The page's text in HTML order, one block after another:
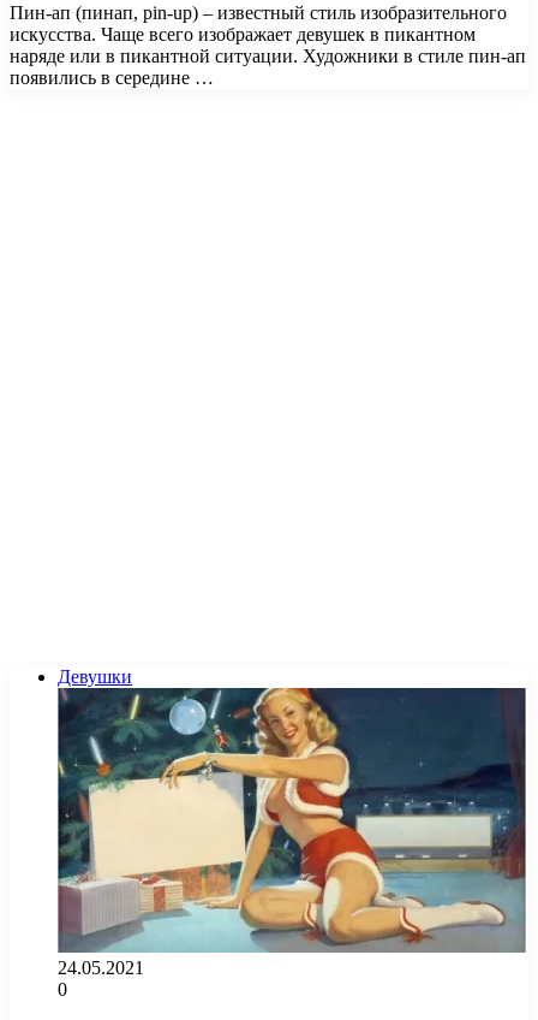
Пин-ап (пинап, pin-up) – известный стиль изобразительного
искусства. Чаще всего изображает девушек в пикантном
наряде или в пикантной ситуации. Художники в стиле пин-ап
появились в середине …
Девушки
24.05.2021
0